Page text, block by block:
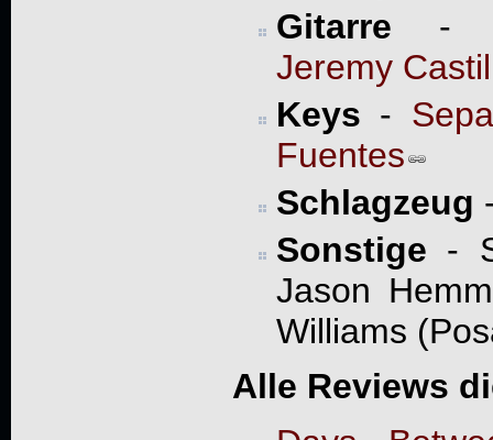
Gitarre
Jeremy
Keys -
Fuentes
Schlagzeug
Sonstige -
Jason
Williams
Alle Reviews